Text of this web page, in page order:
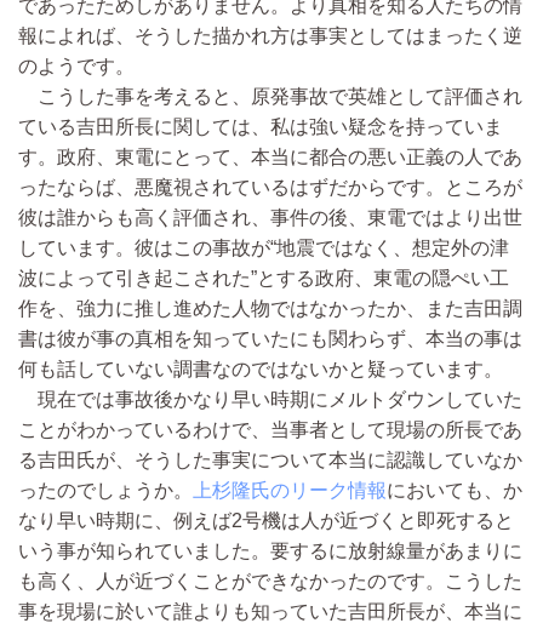
であったためしがありません。より真相を知る人たちの情
報によれば、そうした描かれ方は事実としてはまったく逆
のようです。
こうした事を考えると、原発事故で英雄として評価され
ている吉田所長に関しては、私は強い疑念を持っていま
す。政府、東電にとって、本当に都合の悪い正義の人であ
ったならば、悪魔視されているはずだからです。ところが
彼は誰からも高く評価され、事件の後、東電ではより出世
しています。彼はこの事故が“地震ではなく、想定外の津
波によって引き起こされた”とする政府、東電の隠ぺい工
作を、強力に推し進めた人物ではなかったか、また吉田調
書は彼が事の真相を知っていたにも関わらず、本当の事は
何も話していない調書なのではないかと疑っています。
現在では事故後かなり早い時期にメルトダウンしていた
ことがわかっているわけで、当事者として現場の所長であ
る吉田氏が、そうした事実について本当に認識していなか
ったのでしょうか。
上杉隆氏のリーク情報においても、か
なり早い時期に、例えば2号機は人が近づくと即死すると
いう事が知られていました。要するに放射線量があまりに
も高く、人が近づくことができなかったのです。こうした
事を現場に於いて誰よりも知っていた吉田所長が、本当に